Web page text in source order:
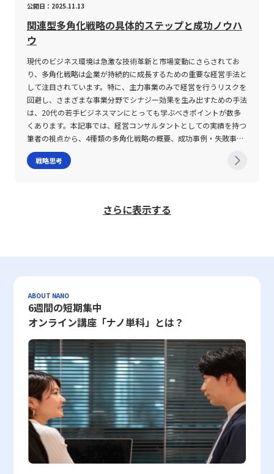
発参入など、集中戦略には克服すべき課題も内包しています。 こ
れらのリスクを適切にマネジメントするためには、定期的な市場分
析、ユーザーとの密なコミュニケーション、そして経営資源の柔軟
な配分が不可欠です。また、戦略の実施にあたっては、一時的な成
果だけでなく、長期的な視点に立った事業の継続性と成長性を念頭
に置くことが重要です。近年のDX化やデジタル技術の進展は、集
中戦略の実行をより高度かつ迅速に行う上での大きな後押しとなっ
ており、これからの時代においては、データに基づく客観的な意思
決定と動的な戦略修正がカギとなるでしょう。 総括すると、集中
戦略は競争が激化する現代のビジネス環境において、限られた資源
を有効に活用し、ニッチ市場で独自の優位性を築くための有力な手
入といったリスクが伴います。したがって、経営者およびビジネス
な応用力といった優れた能力を秘めていることを解説してきた。
ゆっくり型の思考は、情報を単に受動的に処理するのではなく、背
景や文脈を含めた業務全体の把握につながり、戦略立案や専門分野
における問題解決能力として大きく寄与する。 また、理解に時間
がかかる人が職場で直面する誤解や評価の低さは、適切なコミュニ
ケーション手法や事前準備、情報整理の工夫によって十分に改善可
能である。 現代のビジネス環境では、スピードだけを重視するの
ではなく、多様な認知プロセスを尊重し、それぞれの強みを活かす
ことが求められている。 ゆっくり型の思考が持つ「本質を捉える
力」は、単なる業務の効率化だけでなく、組織全体の意思決定の質
を向上させる重要な要素となる。 そのため、自己のペースを否定
期的に見た場合の大きな成果につながる。 最後に、理解の速さに
手ビジネスマンにとって、自己の強みを再認識し、今後のキャリア
能性、そしてプロジェクトの実施期間など、各評価領域について明
確な基準や目標値を事前に設定することが不可欠である。 次に、
フィジビリティの評価は静的なものではなく、事業環境や市場動向
の変化に伴い、継続的な見直しが必要である場合が多い。例えば、
初期段階で市場が好調であったプロジェクトも、後に法規制の強化
や技術革新の波により、当初の評価が大きく変わる可能性がある。
そのため、定期的な再評価を通じて、プロジェクトの進捗状況や市
場環境の変化に迅速に対応することが求められる。 さらに、フィ
ジビリティスタディは内部チームだけで実施するのではなく、外部
の専門家の意見や第三者による客観的な視点を取り入れることが重
要である。企業の内部に存在するバイアスや過信が、評価結果を歪
判断材料を確保することが望ましい。 また、フィジビリティの結
かを示すことで、説得力のある報告書の作成につながる。 さら
タディの効果的な実施とその後のアクションを着実に進めるために
も、新たなリーダーシップスキルが必要となります。 実際に、
Sony Acceleration Platformのような企業支援機関が行っているフ
ィジビリティ検証では、技術面、財務面、運用面各々の評価が体系
的に行われ、各プロジェクトごとにカスタマイズされた評価基準が
設定される。これにより、各プロジェクトの独自の強みと弱みが浮
かび上がり、投資判断やリソースの最適配分に活用されている。
また、フィジビリティスタディの注意点として、単に「実現可能」
と判断されただけでは事業成功の保証にはならないとの認識も必要
である。実現可能性の高いプロジェクトであっても、その後の市場
投入や運用段階で新たな課題が生じる場合も少なくない。これらの
リスクを前提に、事前検証とともに柔軟な運用計画を併せ持つこと
が、安定した事業推進における鍵となる。 まとめ フィジビリティ
なランク分けを通して各グループごとの特性や対策を明確にする点
に特徴があります。そのため、分析目的に応じてこれらの手法を使
い分けることが、経営判断の精度を高めるうえで極めて重要です。
さらに、ABC分析は一度の実施で完全な答えを導き出すものではな
く、定期的な見直しや更新が必要です。市場環境や顧客行動は変動
するため、分析結果も時と共に変動します。若手ビジネスマンは、
これらの注意点を踏まえた上で、ABC分析を戦略的に活用し、定期
的なデータのアップデートや結果の精査を怠らないよう留意すべき
です。また、ABC分析の実行手順としては、以下の各ステップが挙
げられます。1. データ収集：正確な情報源から最新データを取得
2. 累積比率の計算：各項目の貢献度比率を算出3. ランク分け：
策の策定この4ステップを踏むことで、ABC分析は単なる数値の分
理、販売戦略、顧客管理の各分野において、ABC分析の適用は、現
た項目に関しては、効率化を重視した運用を行い、無駄なコストの
削減を図ることが重要です。パレート分析との違いを適切に理解
し、目的に応じて使い分けることで、企業はより効果的な分析を実
現できるでしょう。さらに、ABC分析の実施は単なる一時的な取り
組みではなく、定期的な見直しとデータのアップデートを通じて、
継続的に最適な経営判断をサポートする仕組みとして定着させるべ
きです。20代の若手ビジネスマンにとって、ABC分析の活用は業務
改善の具体的な一歩となると同時に、データドリブンな戦略構築の
基本スキルとして極めて重要です。市場環境の変化が激しい現代に
おいて、経営判断の精度向上と資源配分の最適化は、企業の競争力
を左右する大きな要因となります。したがって、ABC分析の各ステ
ップや注意点を正しく押さえ、分析結果に基づいた具体的な施策を
立案・実行することが、若手ビジネスマンのキャリアにおいても大
れにより、経営課題の早期発見および解決が図られ、短期間で事業
の軌道修正を実現する。たとえば、ベンチャーキャピタルが投資先
企業に対して、経営経験豊かな役員を派遣するケースが挙げられ
る。 一方、IT分野のハンズオン研修では、理論や概念の学習と併
せて、プログラミング、システム構築、クラウドサービスの運用な
ど実践的な作業を通して技術力を高める。研修参加者は、自身の手
で実際のツールやシステムを操作し、トラブルシューティングを経
験することによって、単なる知識習得に留まらない実務力の育成が
進む。 また、行政や公的機関においても、ハンズオンの手法が取
り入れられるケースが増えている。中小企業の経営改善を目的とし
た専門家派遣制度や、地方自治体が実施する支援プログラムでは、
現場の実情を把握しながら組織全体に対するサポートが行われる。
このような支援は、企業内だけでなく、地域経済全体の活性化に寄
解決が期待できるため、投資の回収期間を縮めたり、組織改革にお
が生じ、摩擦や抵抗感が発生する可能性がある。特に、既存の経営
陣や従業員とのコミュニケーション不足は、ハンズオン施策の成功
を大きく阻む要因となる。さらに、急激な変革を試みるがゆえに、
計画が不十分な場合や目標設定が曖昧な場合には、期待した成果が
得られず、投資回収に失敗するリスクも伴う。 このため、ハンズ
オンを導入する際には、明確な目標設定と事前の十分なコミュニケ
ーション、関係者全員の理解と協力体制が不可欠である。また、一
時的な業務負荷の増加や、導入に際してのコスト・時間といった側
面も踏まえ、全体計画の策定が重要となる。 ハンズオン支援の実
践事例 実際にハンズオン支援を取り入れている企業は、経営改善
や新規事業開拓において顕著な効果を上げている。たとえば、ベン
チャー企業に対して、資金提供とともに経営支援を行う投資ファン
ドでは、派遣された専門家が現場で具体的な業務プロセスの改善を
実施し、数ヶ月以内に黒字化を達成するケースが報告されている。
レックス・オスターワルダーとイヴ・ピニュールによって開発され
た、ビジネスの主要な構造要素を一枚の図に整理するためのフレー
ムワークです。 この手法は、顧客セグメント、価値提案、キーリ
ソース、キーアクティビティ、主要なパートナー、顧客との関係、
チャネル、コスト構造、そして収益の流れという9つの要素に分解
され、これらを明確に視覚化することで、複雑なビジネスプロセス
や市場環境をシンプルに捉えることが可能となります。 ビジネス
モデルキャンバスは、新規事業の立ち上げのみならず、既存事業の
改善や競合他社との比較においても有用です。その構造化手法によ
り、自社の強みや弱点、そして市場機会を直感的に把握することが
でき、戦略的意思決定の土台となる情報を的確に抽出することが期
待されます。 特に若手ビジネスマンにとっては、ビジネス全体を
俯瞰し、意思決定の根拠を示す「設計図」としての役割を担ってい
り入れた継続的な改善が挙げられ、いわば仮説検証型のアプローチ
ゆえに多くの情報を一枚のシートに集約することができる反面、い
くつかの注意点が存在します。 まず第一に、各要素の記述はあく
まで「現状把握」や「仮説」段階であるため、完全性を求めすぎ
ず、一定の柔軟性を持たせることが求められます。最初から完璧な
キャンバスを作成しようとするあまり、重要な視点を見落とすこと
がないように留意しなければなりません。 次に、ビジネス環境は
急速に変化しているため、作成したキャンバスを固定的に捉えるの
ではなく、定期的な更新と検証が必要です。市場動向、技術革新、
顧客のニーズ変化などに応じ、タイムリーな情報反映を行うこと
が、ビジネスモデルの有効性を保つために極めて重要となります。
また、キャンバス自体は抽象的であるため、具体的な数値やエビデ
ンスを伴わないままでは、実務上の意思決定に対する説得力が欠如
する可能性があります。各項目において、内部データや市場調査結
果、顧客インタビューの結果を積極的に取り入れることで、説得力
公開日：2025.11.13
関連型多角化戦略の具体的ステップと成功ノウハ
ウ
現代のビジネス環境は急激な技術革新と市場変動にさらされてお
り、多角化戦略は企業が持続的に成長するための重要な経営手法と
して注目されています。特に、主力事業のみで経営を行うリスクを
回避し、さまざまな事業分野でシナジー効果を生み出すための手法
は、20代の若手ビジネスマンにとっても学ぶべきポイントが数多
くあります。本記事では、経営コンサルタントとしての実績を持つ
筆者の視点から、4種類の多角化戦略の概要、成功事例・失敗事
例、そして戦略を実行する際の注意点について詳しく解説します。
多角化戦略とは 多角化戦略とは、従来の主力事業とは異なる市場
は、新製品や新サービスの投入、市場のセグメント分割、あるいは
たグローバルおよび国内の大手企業も、各自の強みを活かしながら
市場の変化に対応するために多角化戦略を積極的に推進してきまし
た。 多角化戦略の4種類とその特徴 多角化戦略には大きく分けて4
つの類型が存在します。それぞれの戦略は、自社の保有する経営資
源や技術、さらには市場との関連性に応じて選択されます。まず、
水平型多角化戦略は、自社の主力事業で培った技術や生産ライン、
販売網などのリソースを類似した市場に応用することで実現されま
す。例えば、自動車メーカーが得た製造技術をバイクや農機市場に
展開するケースが挙げられ、この戦略は比較的低い初期投資で新市
場に参入できるメリットがあります。次に、集中型多角化戦略は、
既存事業で培ったノウハウを新しい市場や事業分野に転用する手法
です。最近のコロナ禍では、酒造メーカーが従来の技術を活かして
消毒用アルコールの生産に着手した事例などが示すように、この戦
略は外部環境の変化に即応する柔軟性を持ちます。第三に、垂直型
戦略思考
さらに表示する
ABOUT NANO
6週間の短期集中
オンライン講座「ナノ単科」とは？